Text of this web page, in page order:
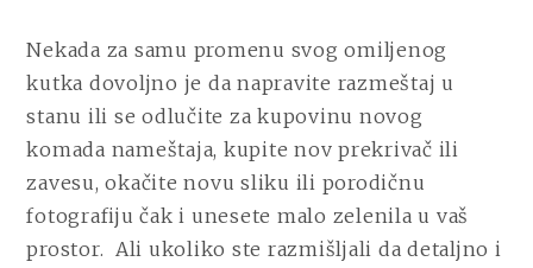
Nekada za samu promenu svog omiljenog
kutka dovoljno je da napravite razmeštaj u
stanu ili se odlučite za kupovinu novog
komada nameštaja, kupite nov prekrivač ili
zavesu, okačite novu sliku ili porodičnu
fotografiju čak i unesete malo zelenila u vaš
prostor. Ali ukoliko ste razmišljali da detaljno i